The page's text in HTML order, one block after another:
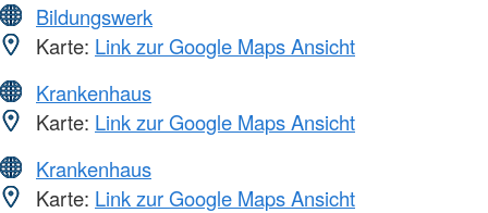
Bildungswerk
Karte: Link zur Google Maps Ansicht
Krankenhaus
Karte: Link zur Google Maps Ansicht
Krankenhaus
Karte: Link zur Google Maps Ansicht